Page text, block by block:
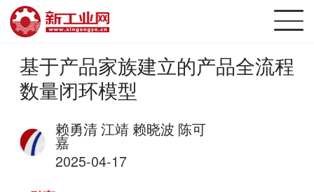
基于产品家族建立的产品全流程
数量闭环模型
赖勇清 江靖 赖晓波 陈可
嘉
2025-04-17